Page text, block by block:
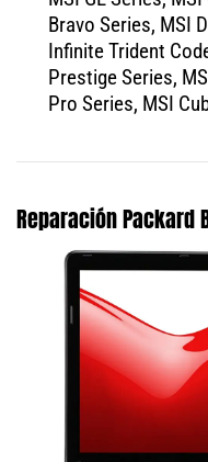
Bravo Series, MSI
Infinite Trident
Prestige Series,
Pro Series, MSI
Reparación Packard